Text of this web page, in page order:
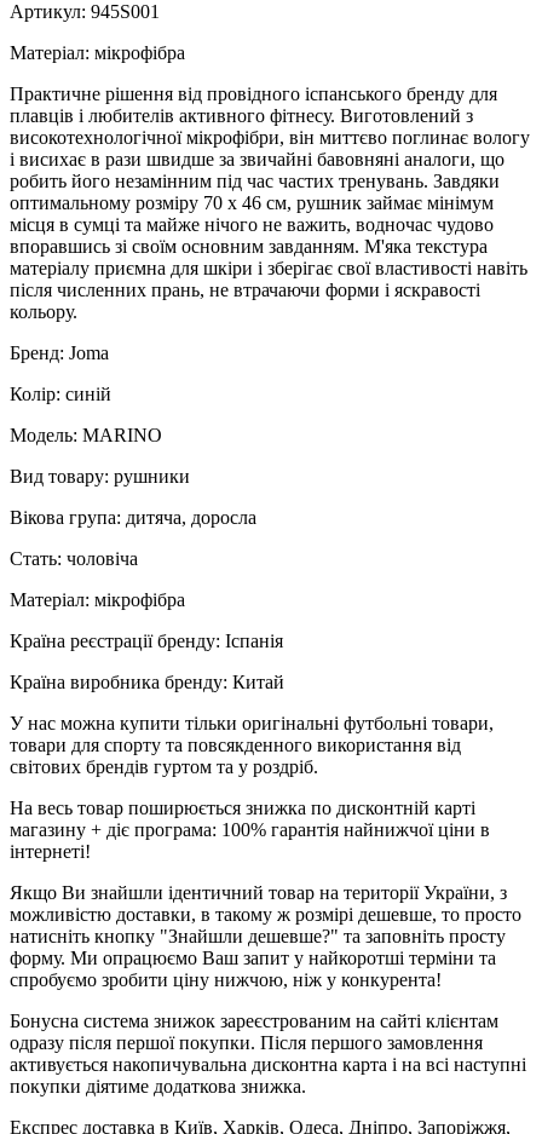
Артикул: 945S001
Матеріал: мікрофібра
Практичне рішення від провідного іспанського бренду для
плавців і любителів активного фітнесу. Виготовлений з
високотехнологічної мікрофібри, він миттєво поглинає вологу
і висихає в рази швидше за звичайні бавовняні аналоги, що
робить його незамінним під час частих тренувань. Завдяки
оптимальному розміру 70 х 46 см, рушник займає мінімум
місця в сумці та майже нічого не важить, водночас чудово
впоравшись зі своїм основним завданням. М'яка текстура
матеріалу приємна для шкіри і зберігає свої властивості навіть
після численних прань, не втрачаючи форми і яскравості
кольору.
Бренд: Joma
Колір: синій
Модель: MARINO
Вид товару: рушники
Вікова група: дитяча, доросла
Стать: чоловіча
Матеріал: мікрофібра
Країна реєстрації бренду: Іспанія
Країна виробника бренду: Китай
У нас можна купити тільки оригінальні футбольні товари,
товари для спорту та повсякденного використання від
світових брендів гуртом та у роздріб.
На весь товар поширюється знижка по дисконтній карті
магазину + діє програма: 100% гарантія найнижчої ціни в
інтернеті!
Якщо Ви знайшли ідентичний товар на території України, з
можливістю доставки, в такому ж розмірі дешевше, то просто
натисніть кнопку "Знайшли дешевше?" та заповніть просту
форму. Ми опрацюємо Ваш запит у найкоротші терміни та
спробуємо зробити ціну нижчою, ніж у конкурента!
Бонусна система знижок зареєстрованим на сайті клієнтам
одразу після першої покупки. Після першого замовлення
активується накопичувальна дисконтна карта і на всі наступні
покупки діятиме додаткова знижка.
Експрес доставка в Київ, Харків, Одеса, Дніпро, Запоріжжя,